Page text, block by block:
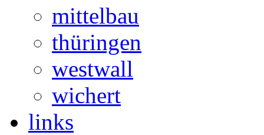
mittelbau
thüringen
westwall
wichert
links